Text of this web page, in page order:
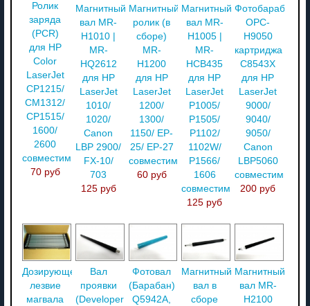
Ролик
заряда
(PCR)
для HP
Color
LaserJet
CP1215/
CM1312/
CP1515/
1600/
2600
совместимый
70 руб
Магнитный
вал MR-
H1010 |
MR-
HQ2612
для HP
LaserJet
1010/
1020/
Canon
LBP 2900/
FX-10/
703
125 руб
Магнитный
ролик (в
сборе)
MR-
H1200
для HP
LaserJet
1200/
1300/
1150/ EP-
25/ EP-27
совместимый
60 руб
Магнитный
вал MR-
H1005 |
MR-
HCB435
для HP
LaserJet
P1005/
P1505/
P1102/
1102W/
P1566/
1606
совместимый
125 руб
Фотобарабан
OPC-
H9050
картриджа
C8543X
для HP
LaserJet
9000/
9040/
9050/
Canon
LBP5060
совместимый
200 руб
Дозирующее
лезвие
магвала
Вал
проявки
(Developer
Фотовал
(Барабан)
Q5942A,
Магнитный
вал в
сборе
Магнитный
вал MR-
H2100